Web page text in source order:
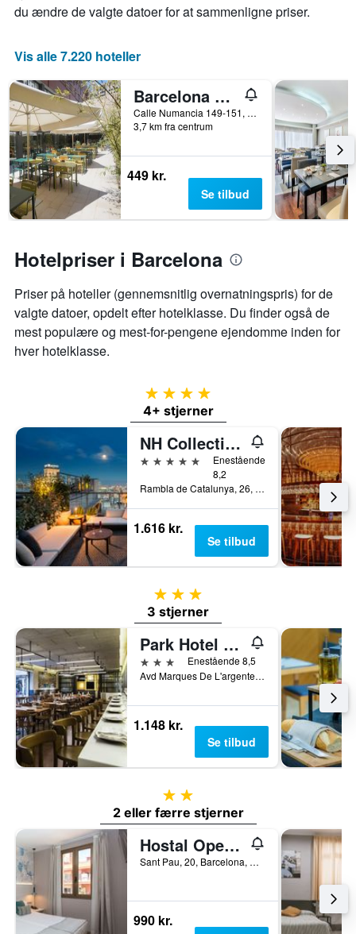
du ændre de valgte datoer for at sammenligne priser.
Vis alle 7.220 hoteller
Barcelona Pere Tarres Youth Hostel
Calle Numancia 149-151, Barcelona, Spanien
3,7 km fra centrum
449 kr.
Se tilbud
Hotelpriser i Barcelona
Priser på hoteller (gennemsnitlig overnatningspris) for de
valgte datoer, opdelt efter hotelklasse. Du finder også de
mest populære og mest-for-pengene ejendomme inden for
hver hotelklasse.
4 stjerner
4+ stjerner
NH Collection Barcelona Gran Hotel Calderón
5 stjerner
Enestående
8,2
Rambla de Catalunya, 26, Barcelona, Spanien
1.616 kr.
Se tilbud
3 stjerner
3 stjerner
Park Hotel Barcelona
3 stjernerEnestående 8,5
Avd Marques De L'argentera 11, Barcelona, Spanien
1.148 kr.
Se tilbud
2 stjerner
2 eller færre stjerner
Hostal Operaramblas
Sant Pau, 20, Barcelona, Spanien
990 kr.